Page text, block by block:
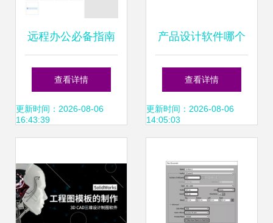
远程办公必备指南
网页设计软件如何
选？看这一篇就够
查看详情
更新时间：2026-08-06
16:43:39
产品设计软件哪个
好用？2024年实用
推荐与优选指南
查看详情
更新时间：2026-08-06
14:05:03